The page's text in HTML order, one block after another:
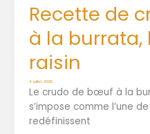
Recette de
à la burrata,
raisin
4 juillet 2026
Le crudo de bœuf à la
s’impose comme l’une
redéfinissent